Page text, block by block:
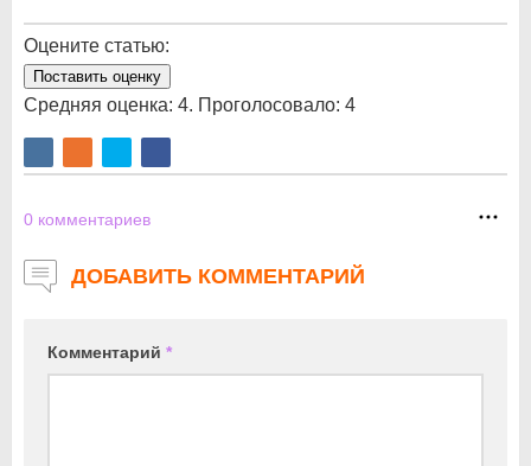
Оцените статью:
Поставить оценку
Средняя оценка: 4. Проголосовало: 4
0 комментариев
ДОБАВИТЬ КОММЕНТАРИЙ
Комментарий *